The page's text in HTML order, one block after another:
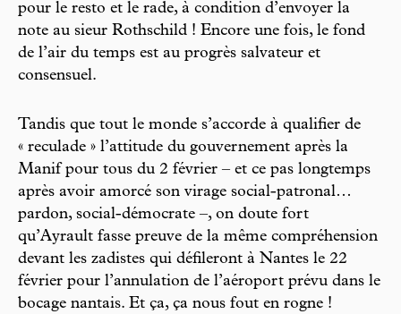
pour le resto et le rade, à condition d’envoyer la
note au sieur Rothschild ! Encore une fois, le fond
de l’air du temps est au progrès salvateur et
consensuel.
Tandis que tout le monde s’accorde à qualifier de
« reculade » l’attitude du gouvernement après la
Manif pour tous du 2 février – et ce pas longtemps
après avoir amorcé son virage social-patronal…
pardon, social-démocrate –, on doute fort
qu’Ayrault fasse preuve de la même compréhension
devant les zadistes qui défileront à Nantes le 22
février pour l’annulation de l’aéroport prévu dans le
bocage nantais. Et ça, ça nous fout en rogne !